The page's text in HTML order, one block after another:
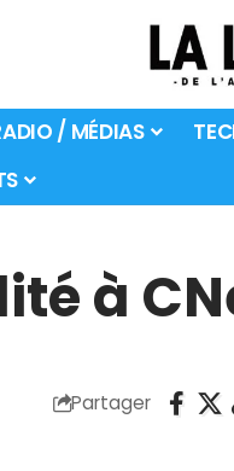
/ MÉDIAS
à
Partager